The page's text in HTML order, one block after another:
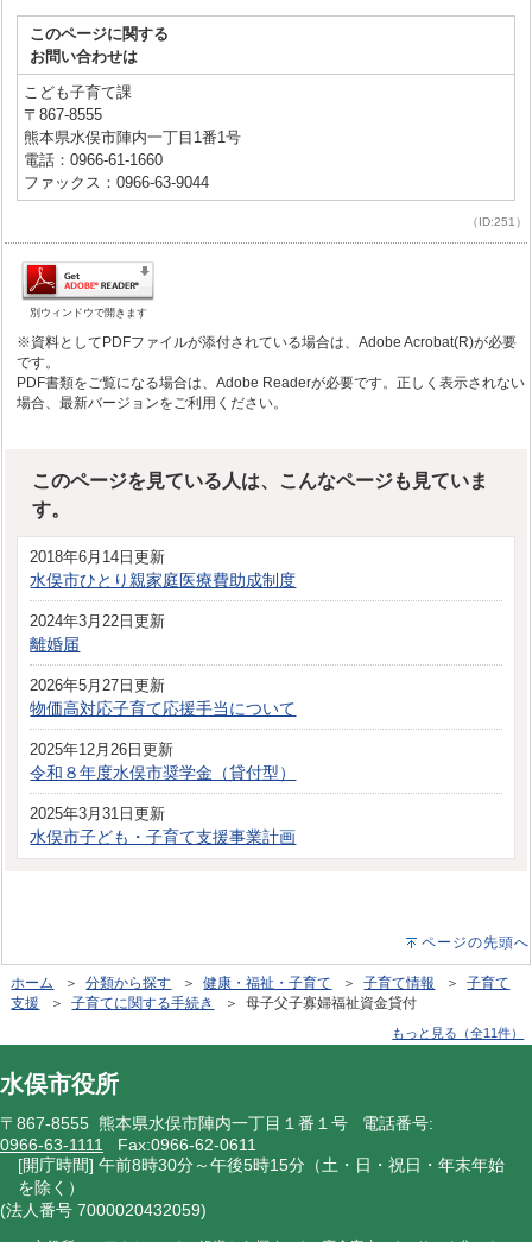
このページに関する
お問い合わせは
こども子育て課
〒867-8555
熊本県水俣市陣内一丁目1番1号
電話：0966-61-1660
ファックス：0966-63-9044
（ID:251）
別ウィンドウで開きます
※資料としてPDFファイルが添付されている場合は、Adobe Acrobat(R)が必要
です。
PDF書類をご覧になる場合は、Adobe Readerが必要です。正しく表示されない
場合、最新バージョンをご利用ください。
このページを見ている人は、こんなページも見ていま
す。
2018年6月14日更新
水俣市ひとり親家庭医療費助成制度
2024年3月22日更新
離婚届
2026年5月27日更新
物価高対応子育て応援手当について
2025年12月26日更新
令和８年度水俣市奨学金（貸付型）
2025年3月31日更新
水俣市子ども・子育て支援事業計画
ページの先頭へ
ホーム ＞分類から探す ＞健康・福祉・子育て ＞子育て情報 ＞子育て
支援
＞子育てに関する手続き ＞ 母子父子寡婦福祉資金貸付
もっと見る（全11件）
水俣市役所
〒867-8555 熊本県水俣市陣内一丁目１番１号 電話番号:
0966-63-1111 Fax:0966-62-0611
[開庁時間] 午前8時30分～午後5時15分（土・日・祝日・年末年始
を除く）
(法人番号 7000020432059)